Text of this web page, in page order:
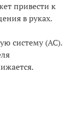
привести к
в руках.
систему (АС).